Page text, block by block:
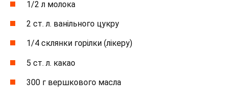
1/2 л молока
2 ст. л. ванільного цукру
1/4 склянки горілки (лікеру)
5 ст. л. какао
300 г вершкового масла